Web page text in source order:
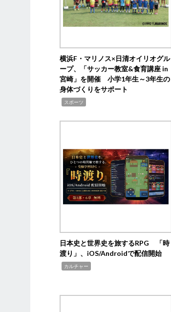
横浜F・マリノス×日清オイリオグル
ープ、「サッカー教室&食育講座 in
宮崎」を開催 小学1年生～3年生の
身体づくりをサポート
スポーツ
日本史と世界史を旅するRPG 「時
渡り」、iOS/Androidで配信開始
カルチャー